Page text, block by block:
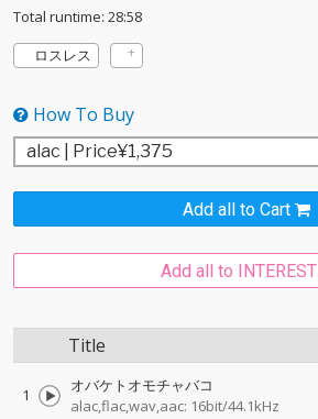
Total runtime: 28:58
ロスレス
How To Buy
Add all to Cart
Add all to INTEREST
Title
1
オバケトオモチャバコ
alac,flac,wav,aac: 16bit/44.1kHz